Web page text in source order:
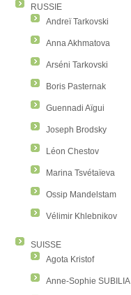
RUSSIE
Andreï Tarkovski
Anna Akhmatova
Arséni Tarkovski
Boris Pasternak
Guennadi Aïgui
Joseph Brodsky
Léon Chestov
Marina Tsvétaïeva
Ossip Mandelstam
Vélimir Khlebnikov
SUISSE
Agota Kristof
Anne-Sophie SUBILIA